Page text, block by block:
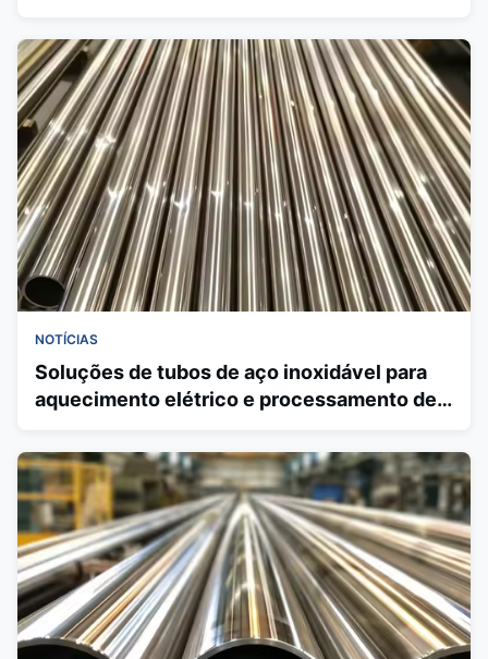
NOTÍCIAS
Soluções de tubos de aço inoxidável para
aquecimento elétrico e processamento de